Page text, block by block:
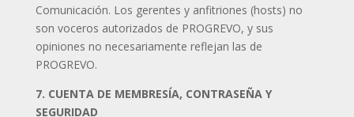
Comunicación. Los gerentes y anfitriones (hosts) no
son voceros autorizados de PROGREVO, y sus
opiniones no necesariamente reflejan las de
PROGREVO.
7. CUENTA DE MEMBRESÍA, CONTRASEÑA Y
SEGURIDAD